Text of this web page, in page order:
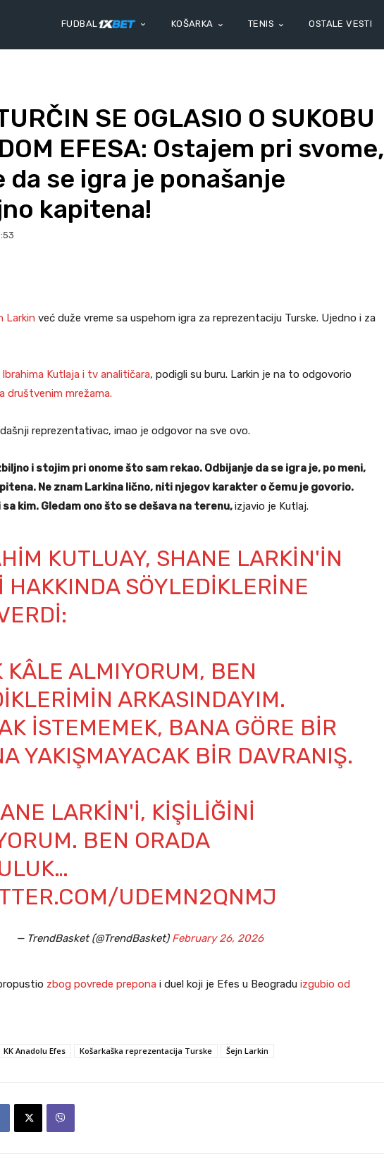
FUDBAL KOŠARKA TENIS OSTALE VESTI
SE OGLASIO O SUKOBU
EFESA: Ostajem pri svome,
da se igra je ponašanje
kapitena!
Larkin već duže vreme sa uspehom igra za reprezentaciju Turske. Ujedno i za
Kutlaja i tv analitičara, podigli su buru. Larkin je na to odgovorio
društvenim mrežama.
reprezentativac, imao je odgovor na sve ovo.
i stojim pri onome što sam rekao. Odbijanje da se igra je, po meni,
Ne znam Larkina lično, niti njegov karakter o čemu je govorio.
kim. Gledam ono što se dešava na terenu,izjavio je Kutlaj.
KUTLUAY, SHANE LARKIN'IN
HAKKINDA SÖYLEDIKLERINE
KÂLE ALMIYORUM, BEN
ARKASINDAYIM.
ISTEMEMEK, BANA GÖRE BIR
YAKIŞMAYACAK BIR DAVRANIŞ.
LARKIN'I, KIŞILIĞINI
BEN ORADA
UDEMN2QNMJ
— TrendBasket (@TrendBasket) February 26, 2026
zbog povrede prepona i duel koji je Efes u Beogradu izgubio od
KK Anadolu Efes Košarkaška reprezentacija Turske Šejn Larkin